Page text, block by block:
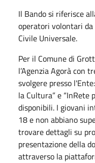
Il Bando si riferisce
operatori volontari
Civile Universale.
Per il Comune di
l’Agenzia Agorà con
svolgere presso
la Cultura” e “InRete
disponibili. I giovani
18 e non abbiano
trovare dettagli su
presentazione della
attraverso la